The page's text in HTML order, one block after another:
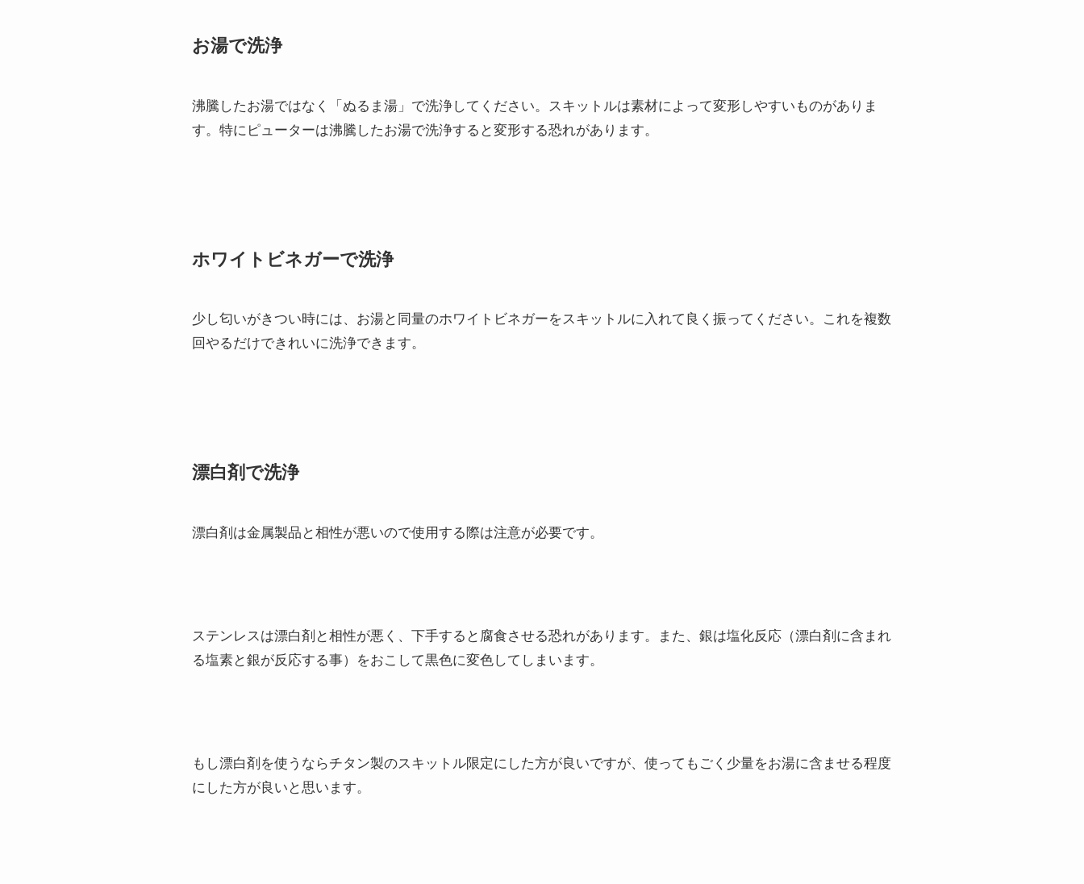
お湯で洗浄
沸騰したお湯ではなく「ぬるま湯」で洗浄してください。スキットルは素材によって変形しやすいものがありま
す。特にピューターは沸騰したお湯で洗浄すると変形する恐れがあります。
ホワイトビネガーで洗浄
少し匂いがきつい時には、お湯と同量のホワイトビネガーをスキットルに入れて良く振ってください。これを複数
回やるだけできれいに洗浄できます。
漂白剤で洗浄
漂白剤は金属製品と相性が悪いので使用する際は注意が必要です。
ステンレスは漂白剤と相性が悪く、下手すると腐食させる恐れがあります。また、 銀は塩化反応（漂白剤に含まれ
る塩素と銀が反応する事）をおこして黒色に変色してしまいます。
もし漂白剤を使うならチタン製のスキットル限定にした方が良いですが、使ってもごく少量をお湯に含ませる程度
にした方が良いと思います。